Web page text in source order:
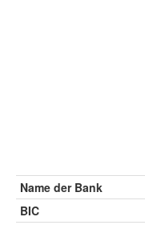
Name der Bank
BIC